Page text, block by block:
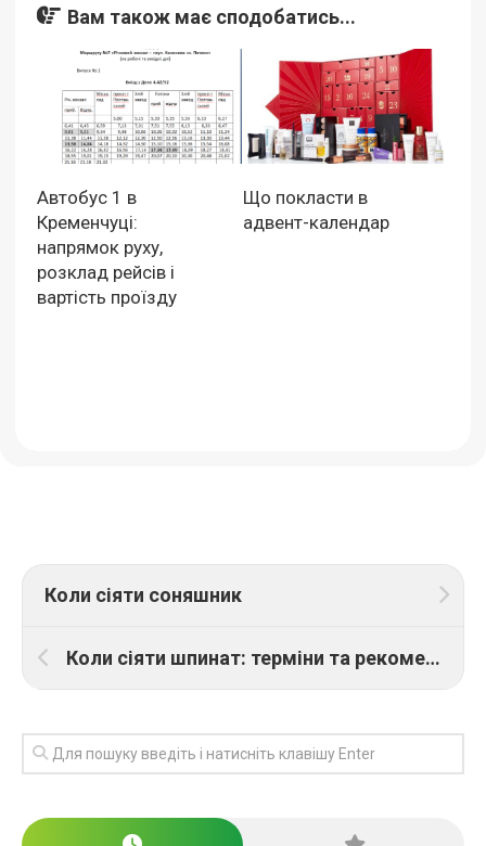
Вам також має сподобатись...
Автобус 1 в
Кременчуці:
напрямок руху,
розклад рейсів і
вартість проїзду
Що покласти в
адвент-календар
Коли сіяти соняшник
Коли сіяти шпинат: терміни та рекомендації